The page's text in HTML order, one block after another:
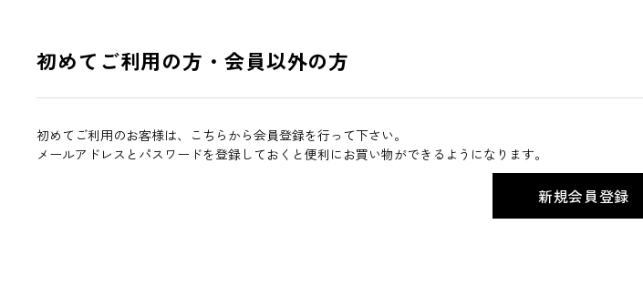
初めてご利用の方・会員以外の方
初めてご利用のお客様は、こちらから会員登録を行って下さい。
メールアドレスとパスワードを登録しておくと便利にお買い物ができるようになります。